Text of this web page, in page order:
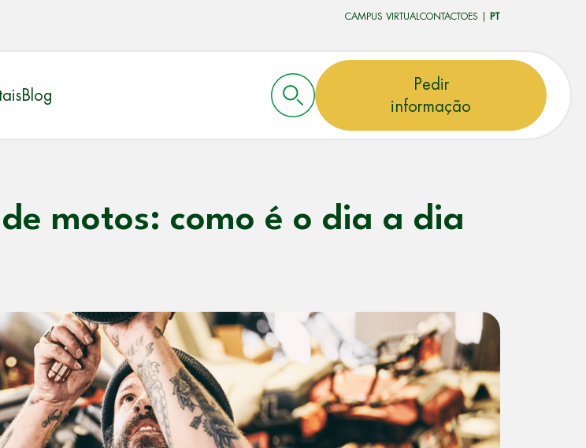
CAMPUS VIRTUAL CONTACTOES PT
Blog
Pedir
informação
motos: como é o dia a dia